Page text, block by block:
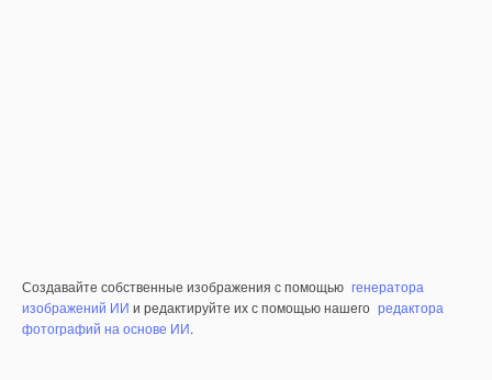
Создавайте собственные изображения с помощью генератора
изображений ИИ и редактируйте их с помощью нашего редактора
фотографий на основе ИИ.